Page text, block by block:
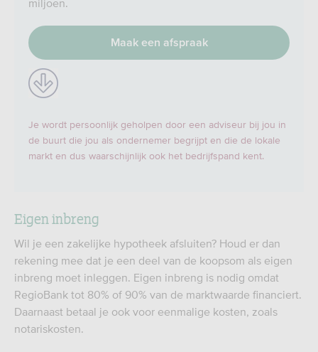
miljoen.
Maak een afspraak
Je wordt persoonlijk geholpen door een adviseur bij jou in
de buurt die jou als ondernemer begrijpt en die de lokale
markt en dus waarschijnlijk ook het bedrijfspand kent.
Eigen inbreng
Wil je een zakelijke hypotheek afsluiten? Houd er dan
rekening mee dat je een deel van de koopsom als eigen
inbreng moet inleggen. Eigen inbreng is nodig omdat
RegioBank tot 80% of 90% van de marktwaarde financiert.
Daarnaast betaal je ook voor eenmalige kosten, zoals
notariskosten.